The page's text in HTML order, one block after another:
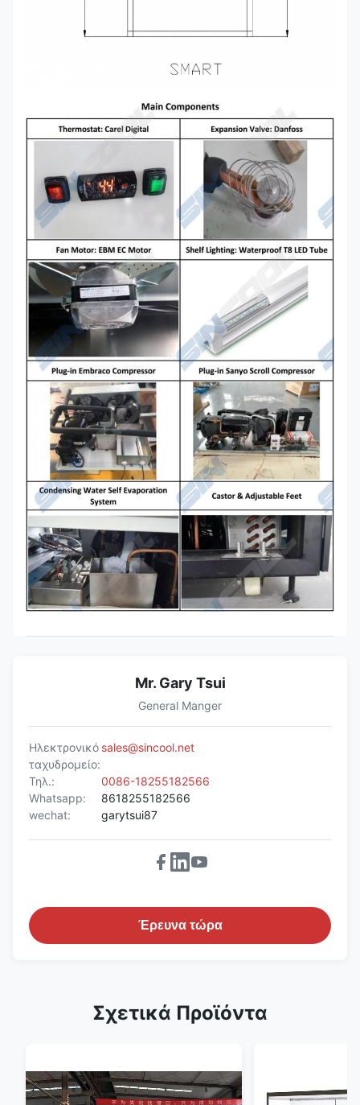
Mr. Gary Tsui
General Manger
Ηλεκτρονικό
ταχυδρομείο:
sales@sincool.net
Τηλ.:
0086-18255182566
Whatsapp:
8618255182566
wechat:
garytsui87
Έρευνα τώρα
Σχετικά Προϊόντα